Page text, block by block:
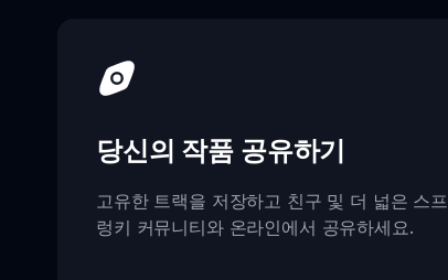
당신의 작품 공유하기
고유한 트랙을 저장하고 친구 및 더 넓은 스프
렁키 커뮤니티와 온라인에서 공유하세요.